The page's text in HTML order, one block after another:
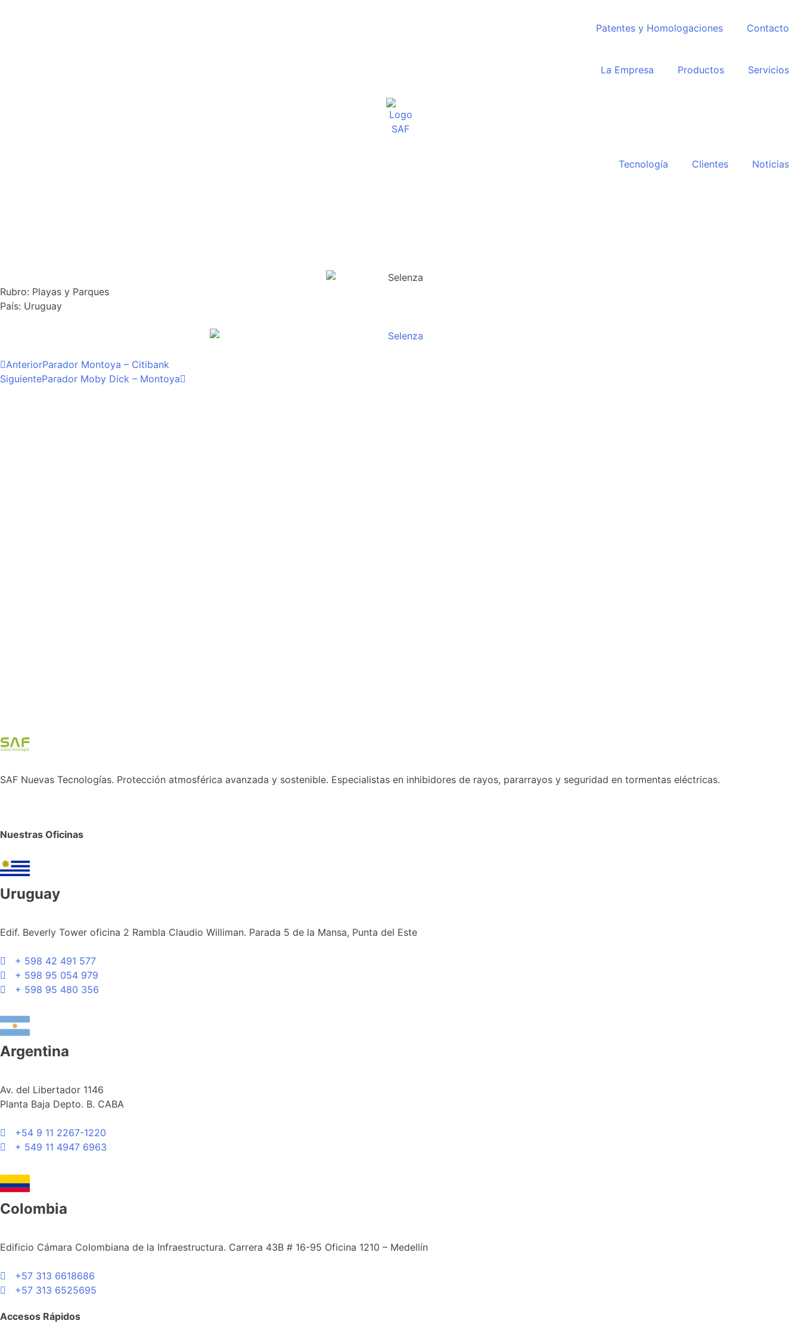
Patentes y Homologaciones Contacto
La Empresa Productos Servicios
Tecnología Clientes Noticias
Rubro: Playas y Parques
País: Uruguay
AnteriorParador Montoya – Citibank
SiguienteParador Moby Dick – Montoya
SAF Nuevas Tecnologías. Protección atmosférica avanzada y sostenible. Especialistas en inhibidores de rayos, pararrayos y seguridad en tormentas eléctricas.
Nuestras Oficinas
Uruguay
Edif. Beverly Tower oficina 2 Rambla Claudio Williman. Parada 5 de la Mansa, Punta del Este
+ 598 42 491 577
+ 598 95 054 979
+ 598 95 480 356
Argentina
Av. del Libertador 1146
Planta Baja Depto. B. CABA
+54 9 11 2267-1220
+ 549 11 4947 6963
Colombia
Edificio Cámara Colombiana de la Infraestructura. Carrera 43B # 16-95 Oficina 1210 – Medellín
+57 313 6618686
+57 313 6525695
Accesos Rápidos